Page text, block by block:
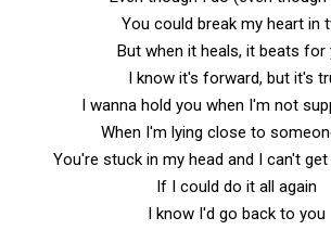
You could break my heart in
But when it heals, it beats for
I know it's forward, but it's
I wanna hold you when I'm not
When I'm lying close to
You're stuck in my head and I can't
If I could do it all again
I know I'd go back to you